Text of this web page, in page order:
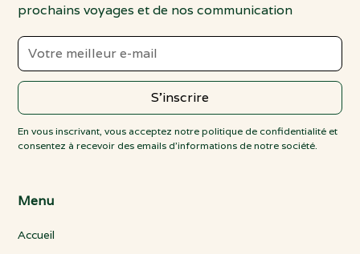
prochains voyages et de nos communication
En vous inscrivant, vous acceptez notre politique de confidentialité et
consentez à recevoir des emails d'informations de notre société.
Menu
Accueil